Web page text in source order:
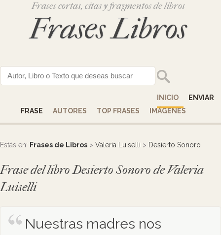
Frases cortas, citas y fragmentos de libros
Frases Libros
INICIO
ENVIAR
FRASE
AUTORES TOP FRASES IMÁGENES
Estás en: Frases de Libros > Valeria Luiselli > Desierto Sonoro
Frase del libro Desierto Sonoro de Valeria
Luiselli
Nuestras madres nos